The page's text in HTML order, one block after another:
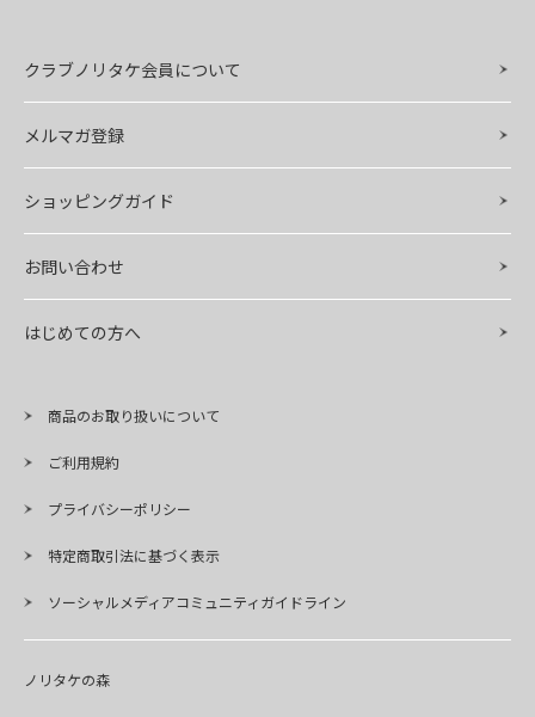
クラブノリタケ会員について
メルマガ登録
ショッピングガイド
お問い合わせ
はじめての方へ
商品のお取り扱いについて
ご利用規約
プライバシーポリシー
特定商取引法に基づく表示
ソーシャルメディアコミュニティガイドライン
ノリタケの森